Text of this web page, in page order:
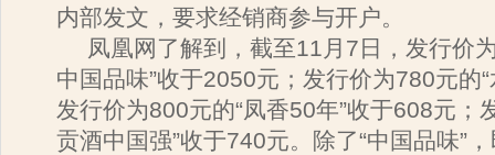
内部发文，要求经销商参与开户。
凤凰网了解到，截至11月7日，发行价
中国品味”收于2050元；发行价为780元的
发行价为800元的“凤香50年”收于608元；
贡酒中国强”收于740元。除了“中国品味”